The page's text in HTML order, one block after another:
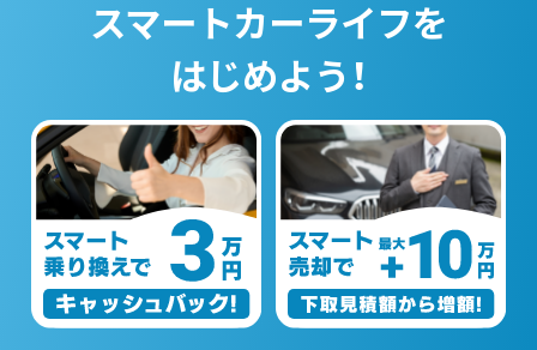
スマートカーライフを
はじめよう！